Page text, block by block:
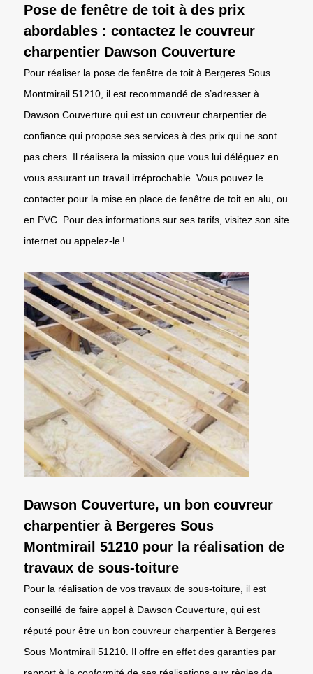
Pose de fenêtre de toit à des prix
abordables : contactez le couvreur
charpentier Dawson Couverture
Pour réaliser la pose de fenêtre de toit à Bergeres Sous
Montmirail 51210, il est recommandé de s’adresser à
Dawson Couverture qui est un couvreur charpentier de
confiance qui propose ses services à des prix qui ne sont
pas chers. Il réalisera la mission que vous lui déléguez en
vous assurant un travail irréprochable. Vous pouvez le
contacter pour la mise en place de fenêtre de toit en alu, ou
en PVC. Pour des informations sur ses tarifs, visitez son site
internet ou appelez-le !
Dawson Couverture, un bon couvreur
charpentier à Bergeres Sous
Montmirail 51210 pour la réalisation de
travaux de sous-toiture
Pour la réalisation de vos travaux de sous-toiture, il est
conseillé de faire appel à Dawson Couverture, qui est
réputé pour être un bon couvreur charpentier à Bergeres
Sous Montmirail 51210. Il offre en effet des garanties par